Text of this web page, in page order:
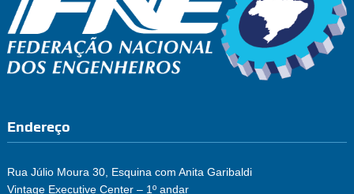
Endereço
Rua Júlio Moura 30, Esquina com Anita Garibaldi
Vintage Executive Center – 1º andar